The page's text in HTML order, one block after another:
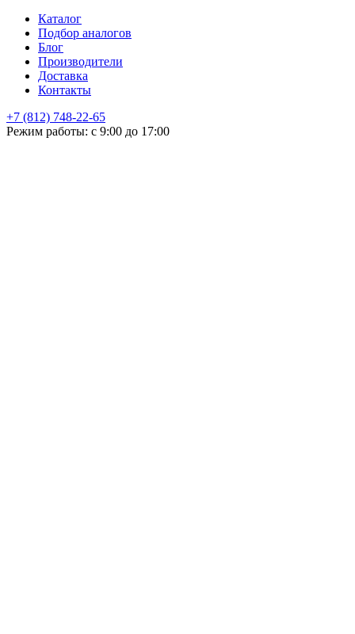
Каталог
Подбор аналогов
Блог
Производители
Доставка
Контакты
+7 (812) 748-22-65
Режим работы: с 9:00 до 17:00
НЕ НАШЛИ ЧТО ИСКАЛИ